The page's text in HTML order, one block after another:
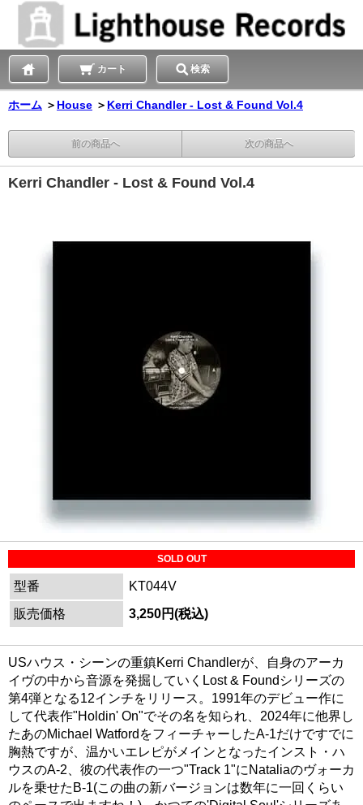
カート 検索
ホーム ＞ House ＞ Kerri Chandler - Lost & Found Vol.4
前の商品へ 次の商品へ
Kerri Chandler - Lost & Found Vol.4
SOLD OUT
型番
KT044V
販売価格
3,250円(税込)
USハウス・シーンの重鎮Kerri Chandlerが、自身のアーカ
イヴの中から音源を発掘していくLost & Foundシリーズの
第4弾となる12インチをリリース。1991年のデビュー作に
して代表作"Holdin' On"でその名を知られ、2024年に他界し
たあのMichael WatfordをフィーチャーしたA-1だけですでに
胸熱ですが、温かいエレピがメインとなったインスト・ハ
ウスのA-2、彼の代表作の一つ"Track 1"にNataliaのヴォーカ
ルを乗せたB-1(この曲の新バージョンは数年に一回くらい